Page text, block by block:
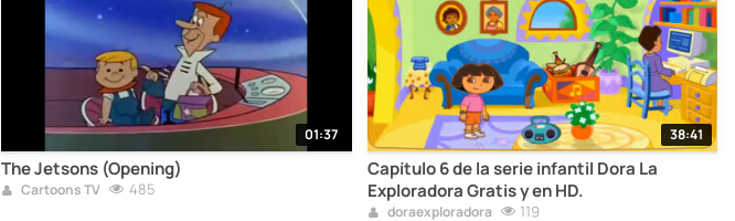
01:37
The Jetsons (Opening)
Cartoons TV 485
38:41
Capítulo 6 de la serie infantil Dora La
Exploradora Gratis y en HD.
doraexploradora 119